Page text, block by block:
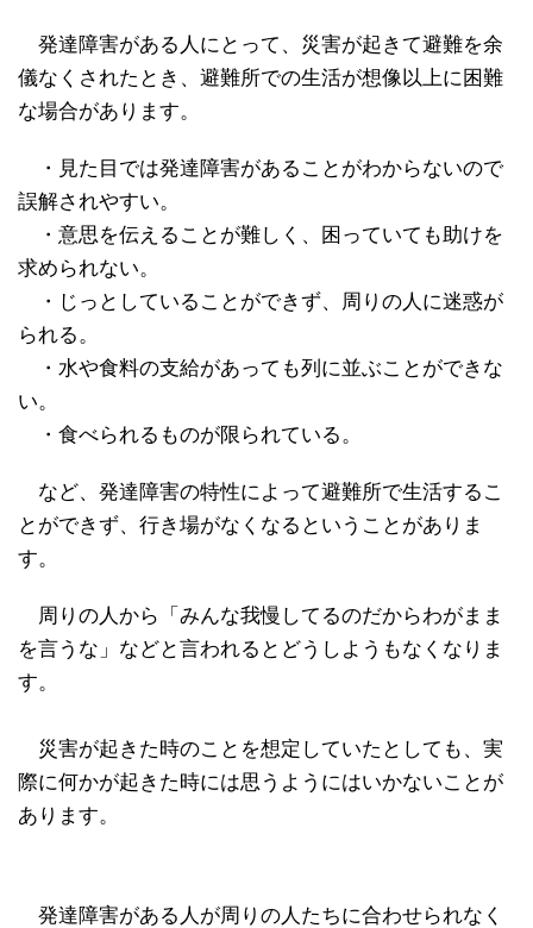
発達障害がある人にとって、災害が起きて避難を余
儀なくされたとき、避難所での生活が想像以上に困難
な場合があります。
・見た目では発達障害があることがわからないので
誤解されやすい。
・意思を伝えることが難しく、困っていても助けを
求められない。
・じっとしていることができず、周りの人に迷惑が
られる。
・水や食料の支給があっても列に並ぶことができな
い。
・食べられるものが限られている。
など、発達障害の特性によって避難所で生活するこ
とができず、行き場がなくなるということがありま
す。
周りの人から「みんな我慢してるのだからわがまま
を言うな」などと言われるとどうしようもなくなりま
す。
災害が起きた時のことを想定していたとしても、実
際に何かが起きた時には思うようにはいかないことが
あります。
発達障害がある人が周りの人たちに合わせられなく